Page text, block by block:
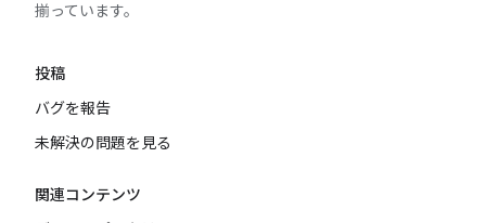
揃っています。
投稿
バグを報告
未解決の問題を見る
関連コンテンツ